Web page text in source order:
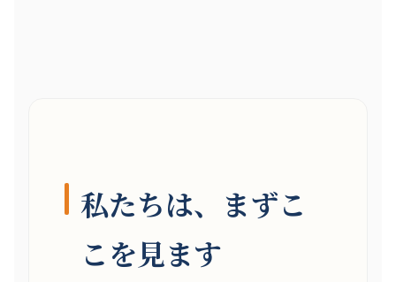
私たちは、まずこ
こを見ます